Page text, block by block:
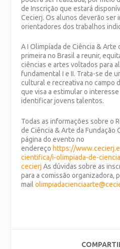
de Inscrição que estará
Cecierj. Os alunos deverão
orientadores dos trabalhos
A I Olimpíada de Ciência & Arte
primeira no Brasil a reunir,
ciências e artes voltados para
fundamental I e II. Trata-se de
cultural e recreativa no campo
que visa a estimular o
identificar jovens talentos.
Todas as informações sobre o
de Ciência & Arte da Fundação
página do evento no
endereço https://
cientifica/i-olimpiada-de-
cecierj As dúvidas sobre as
para a comissão organizadora,
mail